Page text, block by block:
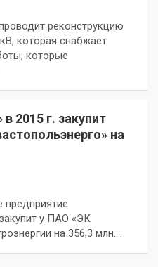
реконструкцию
которая снабжает
которые
2015 г. закупит
на
предприятие
у ПАО «ЭК
на 356,3 млн.…